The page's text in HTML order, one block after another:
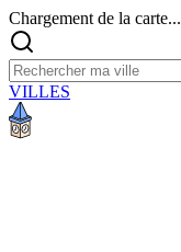
Chargement de la carte...
VILLES